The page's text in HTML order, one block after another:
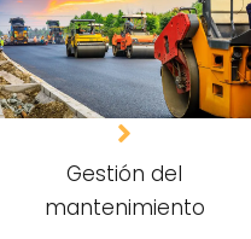
Gestión del
mantenimiento